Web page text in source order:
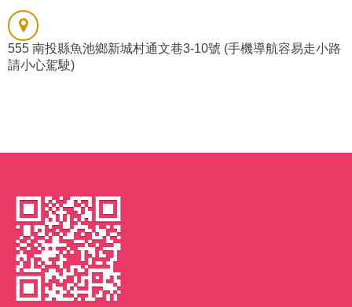
555 南投縣魚池鄉新城村通文巷3-10號 (手機導航容易走小路
請小心駕駛)